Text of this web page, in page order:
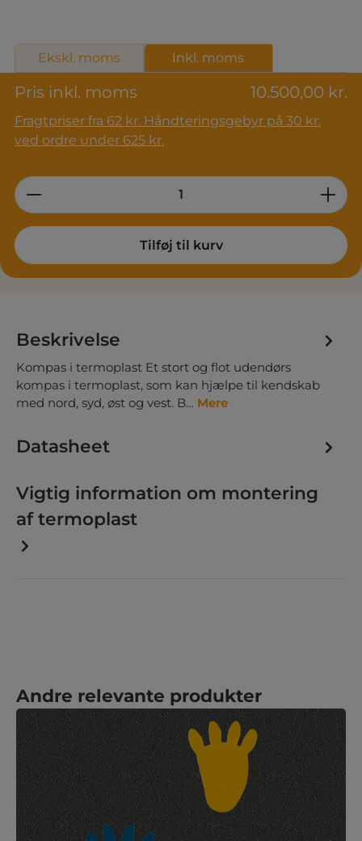
Pris inkl. moms 10.500,00 kr.
Fragtpriser fra 62 kr. Håndteringsgebyr på 30 kr.
ved ordre under 625 kr.
Ekskl. moms Inkl. moms
Product Quantity: Enter the desired
Tilføj til kurv
Beskrivelse
Kompas i termoplast Et stort og flot udendørs
kompas i termoplast, som kan hjælpe til kendskab
med nord, syd, øst og vest. B… Mere
Datasheet
Vigtig information om montering
af termoplast
Spring produktgalleriet over
Andre relevante produkter